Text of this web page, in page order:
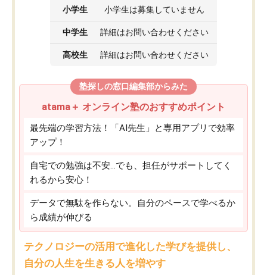
小学生 小学生は募集していません
中学生 詳細はお問い合わせください
高校生 詳細はお問い合わせください
塾探しの窓口編集部からみた
atama＋ オンライン塾のおすすめポイント
最先端の学習方法！「AI先生」と専用アプリで効率
アップ！
自宅での勉強は不安…でも、担任がサポートしてく
れるから安心！
データで無駄を作らない。自分のペースで学べるか
ら成績が伸びる
テクノロジーの活用で進化した学びを提供し、
自分の人生を生きる人を増やす